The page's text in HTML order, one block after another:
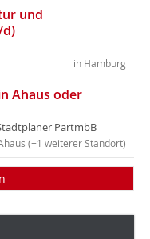
und
in Hamburg
Ahaus oder
PartmbB
(+1 weiterer Standort)